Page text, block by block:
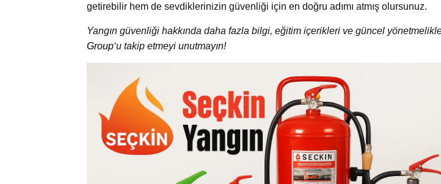
getirebilir hem de sevdiklerinizin güvenliği için en doğru adımı atmış olursunuz.
Yangın güvenliği hakkında daha fazla bilgi, eğitim içerikleri ve güncel
Group‘u takip etmeyi unutmayın!